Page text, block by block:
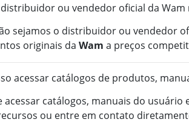
ou vendedor oficial da Wam
sejamos o distribuidor ou vendedor
originais da Wam a preços
acessar catálogos de produtos,
acessar catálogos, manuais do
ou entre em contato